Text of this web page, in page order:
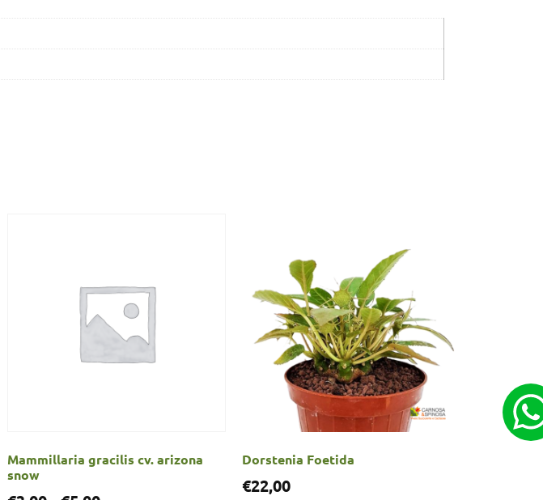
Mammillaria gracilis cv. arizona
snow
Dorstenia Foetida
€22,00